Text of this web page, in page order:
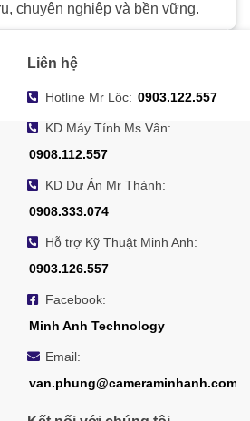
chuyên nghiệp và bền vững.
Liên hệ
Hotline Mr Lộc: 0903.122.557
KD Máy Tính Ms Vân:
0908.112.557
KD Dự Án Mr Thành:
0908.333.074
Hỗ trợ Kỹ Thuật Minh Anh:
0903.126.557
Facebook:
Minh Anh Technology
Email:
van.phung@cameraminhanh.com